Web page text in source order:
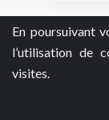
En poursuivant
l’utilisation de
visites.